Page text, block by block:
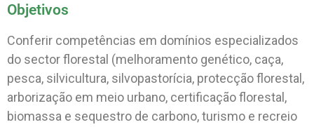
Objetivos
Conferir competências em domínios especializados
do sector florestal (melhoramento genético, caça,
pesca, silvicultura, silvopastorícia, protecção florestal,
arborização em meio urbano, certificação florestal,
biomassa e sequestro de carbono, turismo e recreio